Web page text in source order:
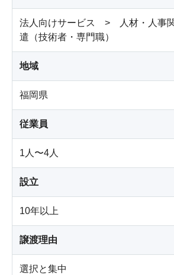
法人向けサービス > 人材・人
遣（技術者・専門職）
地域
福岡県
従業員
1人〜4人
設立
10年以上
譲渡理由
選択と集中